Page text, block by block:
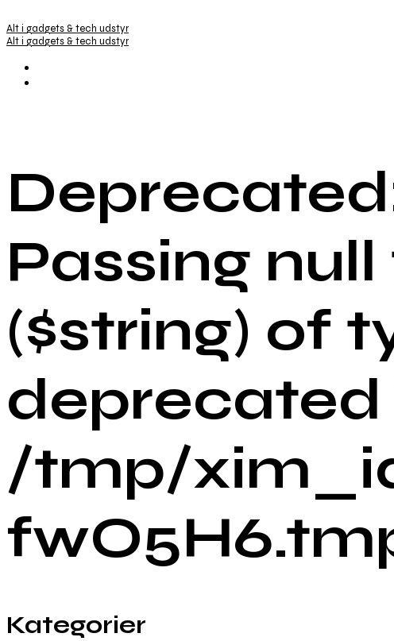
Alt i gadgets & tech udstyr
Alt i gadgets & tech udstyr
Passing
($string) of
deprecated
/tmp/
Kategorier